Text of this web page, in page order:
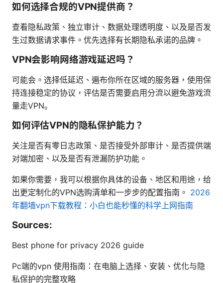
如何选择合规的VPN提供商？
查看隐私政策、独立审计、数据处理透明度、以及是否发
生过数据请求事件。优先选择有长期隐私承诺的品牌。
VPN会影响网络游戏延迟吗？
可能会。选择低延迟、遍布你所在区域的服务器，使用保
持连接稳定的协议，评估是否需要启用分流以避免游戏流
量走VPN。
如何评估VPN的隐私保护能力？
关注是否有零日志政策、是否接受外部审计、是否提供端
对端加密、以及是否有泄漏防护功能。
如果你需要，我可以根据你具体的设备、地区和用途，给
出更定制化的VPN选购清单和一步步的配置指南。 2026
年翻墙vpn下载教程：小白也能秒懂的科学上网指南
Sources:
Best phone for privacy 2026 guide
Pc端的vpn 使用指南：在电脑上选择、安装、优化与隐
私保护的完整攻略